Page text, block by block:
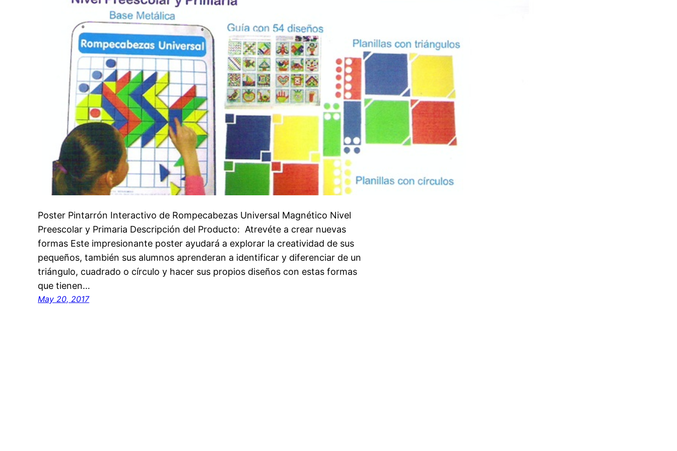
Poster Pintarrón Interactivo de Rompecabezas Universal Magnético Nivel
Preescolar y Primaria Descripción del Producto:  Atrevéte a crear nuevas
formas Este impresionante poster ayudará a explorar la creatividad de sus
pequeños, también sus alumnos aprenderan a identificar y diferenciar de un
triángulo, cuadrado o círculo y hacer sus propios diseños con estas formas
que tienen…
May 20, 2017